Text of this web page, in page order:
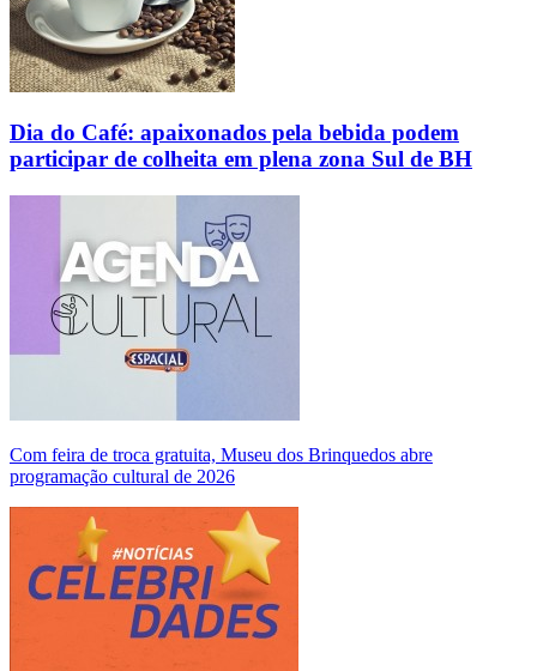
Dia do Café: apaixonados pela bebida podem
participar de colheita em plena zona Sul de BH
Com feira de troca gratuita, Museu dos Brinquedos abre
programação cultural de 2026